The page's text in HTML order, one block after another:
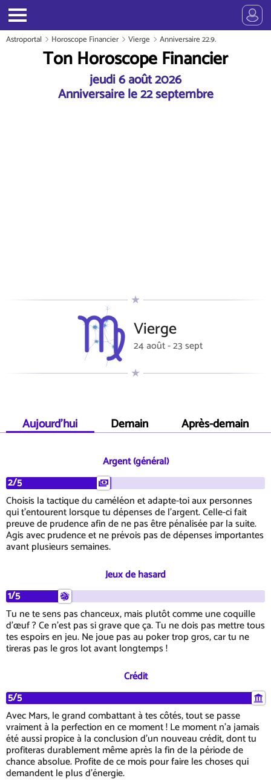
Astroportal Horoscope Financier Vierge Anniversaire 22.9.
Ton Horoscope Financier
jeudi 6 août 2026
Anniversaire le 22 septembre
Vierge
24 août - 23 sept
Aujourd'hui Demain Après-demain
Argent (général)
2/5
Choisis la tactique du caméléon et adapte-toi aux personnes
qui t'entourent lorsque tu dépenses de l'argent. Celle-ci fait
preuve de prudence afin de ne pas être pénalisée par la suite.
Agis avec prudence et ne prévois pas de dépenses importantes
avant plusieurs semaines.
Jeux de hasard
1/5
Tu ne te sens pas chanceux, mais plutôt comme une coquille
d'œuf ? Ce n'est pas si grave que ça. Tu ne dois pas mettre tous
tes espoirs en jeu. Ne joue pas au poker trop gros, car tu ne
tireras pas le gros lot avant longtemps !
Crédit
5/5
Avec Mars, le grand combattant à tes côtés, tout se passe
vraiment à la perfection en ce moment ! Le moment n'a jamais
été aussi propice à la conclusion d'un nouveau crédit, dont tu
profiteras durablement même après la fin de la période de
chance absolue. Profite de ce mois pour faire les choses qui
demandent le plus d'énergie.